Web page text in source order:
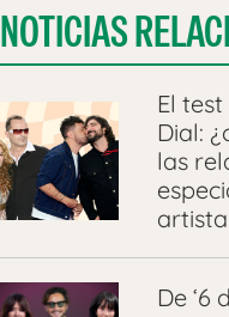
NOTICIAS
El
Dial:
las
De ‘6